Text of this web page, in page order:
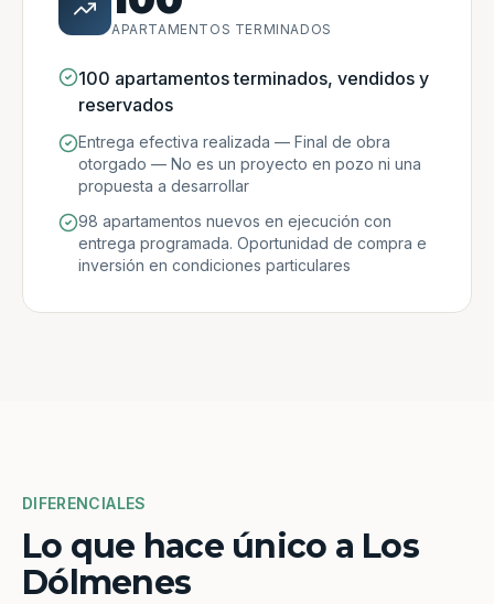
APARTAMENTOS TERMINADOS
100 apartamentos terminados, vendidos y
reservados
Entrega efectiva realizada — Final de obra
otorgado — No es un proyecto en pozo ni una
propuesta a desarrollar
98 apartamentos nuevos en ejecución con
entrega programada. Oportunidad de compra e
inversión en condiciones particulares
DIFERENCIALES
Lo que hace único a Los
Dólmenes